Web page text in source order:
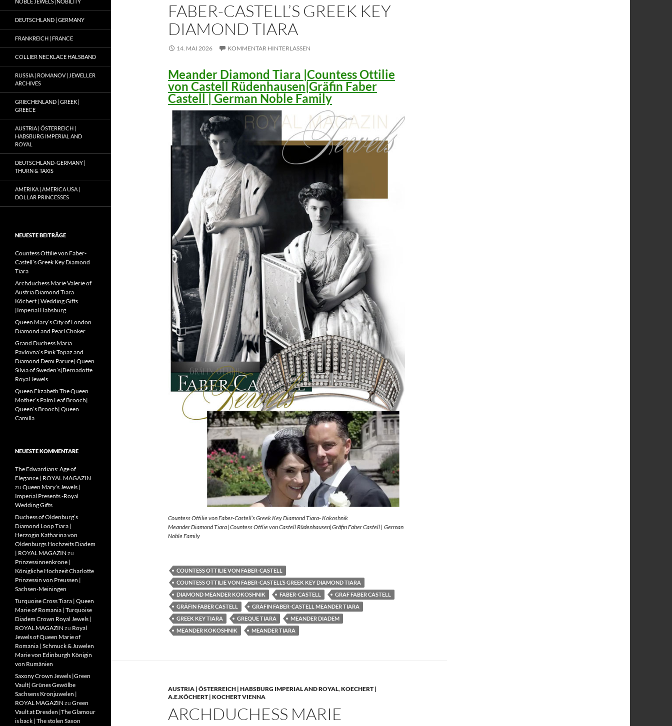
FABER-CASTELL’S GREEK KEY
DIAMOND TIARA
14. MAI 2026 KOMMENTAR HINTERLASSEN
Meander Diamond Tiara |Countess Ottilie
von Castell Rüdenhausen|Gräfin Faber
Castell | German Noble Family
Countess Ottilie von Faber-Castell’s Greek Key Diamond Tiara- Kokoshnik
Meander Diamond Tiara |Countess Ottlie von Castell Rüdenhausen|Gräfin Faber Castell | German
Noble Family
COUNTESS OTTILIE VON FABER-CASTELL
COUNTESS OTTILIE VON FABER-CASTELL’S GREEK KEY DIAMOND TIARA
DIAMOND MEANDER KOKOSHNIK
FABER-CASTELL
GRAF FABER CASTELL
GRÄFIN FABER CASTELL
GRÄFIN FABER-CASTELL MEANDER TIARA
GREEK KEY TIARA
GREQUE TIARA
MEANDER DIADEM
MEANDER KOKOSHNIK
MEANDER TIARA
AUSTRIA | ÖSTERREICH | HABSBURG IMPERIAL AND ROYAL,KOECHERT |
A.E.KÖCHERT | KOCHERT VIENNA
ARCHDUCHESS MARIE
DEUTSCHLAND | GERMANY
FRANKREICH | FRANCE
COLLIER NECKLACE HALSBAND
RUSSIA | ROMANOV | JEWELLER
ARCHIVES
GRIECHENLAND | GREEK |
GREECE
AUSTRIA | ÖSTERREICH |
HABSBURG IMPERIAL AND
ROYAL
DEUTSCHLAND-GERMANY |
THURN & TAXIS
AMERIKA | AMERICA USA |
DOLLAR PRINCESSES
NEUESTE BEITRÄGE
Countess Ottilie von Faber-
Castell’s Greek Key Diamond
Tiara
Archduchess Marie Valerie of
Austria Diamond Tiara
Köchert | Wedding Gifts
|Imperial Habsburg
Queen Mary’s City of London
Diamond and Pearl Choker
Grand Duchess Maria
Pavlovna’s Pink Topaz and
Diamond Demi Parure| Queen
Silvia of Sweden’s|Bernadotte
Royal Jewels
Queen Elizabeth The Queen
Mother’s Palm Leaf Brooch|
Queen’s Brooch| Queen
Camilla
NEUESTE KOMMENTARE
The Edwardians: Age of
Elegance | ROYAL MAGAZIN
zu Queen Mary’s Jewels |
Imperial Presents -Royal
Wedding Gifts
Duchess of Oldenburg’s
Diamond Loop Tiara |
Herzogin Katharina von
Oldenburgs Hochzeits Diadem
| ROYAL MAGAZIN zu
Prinzessinnenkrone |
Königliche Hochzeit Charlotte
Prinzessin von Preussen |
Sachsen-Meiningen
Turquoise Cross Tiara | Queen
Marie of Romania | Turquoise
Diadem Crown Royal Jewels |
ROYAL MAGAZIN zu Royal
Jewels of Queen Marie of
Romania | Schmuck & Juwelen
Marie von Edinburgh Königin
von Rumänien
Saxony Crown Jewels |Green
Vault| Grünes Gewölbe
Sachsens Kronjuwelen |
ROYAL MAGAZIN zu Green
Vault at Dresden |The Glamour
is back | The stolen Saxon